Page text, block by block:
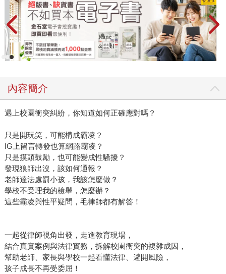
內容簡介
遇上校園衝突糾紛，你知道如何正確應對嗎？
只是開玩笑，可能構成霸凌？
IG上留言轉發也算網路霸凌？
只是摸頭鼓勵，也可能變成性騷擾？
發現狼師出沒，該如何通報？
老師達法處罰小孩，我該怎麼做？
學校不受理我的檢舉，怎麼辦？
這些霸凌與性平疑問，毛律師都有解答！
一起從律師視角出發，走進教育現場，
結合真實案例與法律實務，拆解校園衝突的複雜成因，
幫助老師、家長與學校一起看懂法律、避開風險，
孩子成長不再受委屈！